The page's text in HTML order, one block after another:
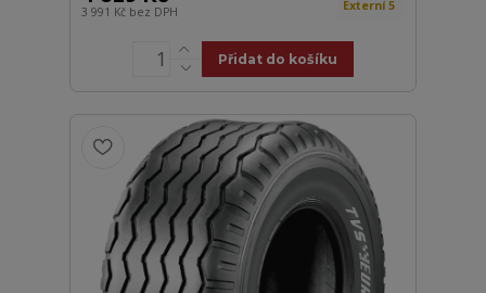
3 991 Kč bez DPH Externí 5
Přidat do košíku